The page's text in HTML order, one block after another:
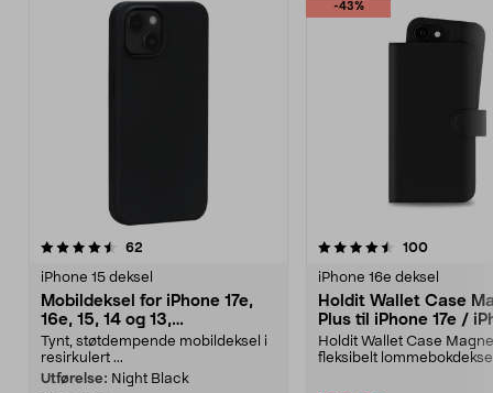
62
iPhone 15 deksel
Mobildeksel for iPhone 17e,
16e, 15, 14 og 13,
dbramante1928 Greenland
Tynt, støtdempende mobildeksel i
resirkulert ...
Utførelse: Night Black
-43%
4.5 av 5 stjerner 100
iPhone 16e deksel
Holdit Wallet Case
Plus til iPhone 17e /
16e
Holdit Wallet Case
fleksibelt
4.5 av 5 stjerner